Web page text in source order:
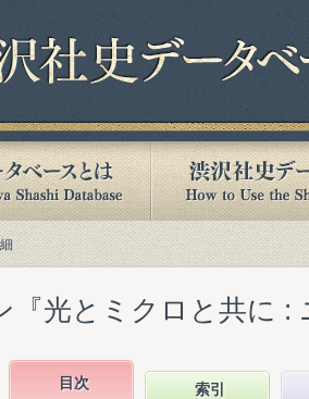
『光とミクロと共に :
目次 索引